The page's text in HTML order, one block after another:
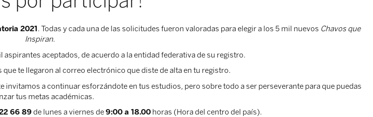
2021. Todas y cada una de las solicitudes fueron valoradas para elegir a los 5 mil nuevos Chavos que
Inspiran.
aceptados, de acuerdo a la entidad federativa de su registro.
te llegaron al correo electrónico que diste de alta en tu registro.
a continuar esforzándote en tus estudios, pero sobre todo a ser perseverante para que puedas
tus metas académicas.
66 89de lunes a viernes de9:00 a 18.00horas (Hora del centro del país).